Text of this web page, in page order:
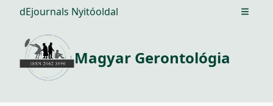
dEjournals Nyitóoldal Open
Magyar Gerontológia